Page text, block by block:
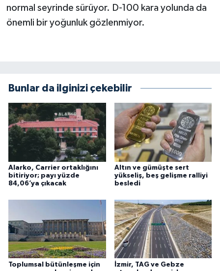
normal seyrinde sürüyor. D-100 kara yolunda da
önemli bir yoğunluk gözlenmiyor.
Bunlar da ilginizi çekebilir
Alarko, Carrier ortaklığını
bitiriyor; payı yüzde
84,06’ya çıkacak
Altın ve gümüşte sert
yükseliş, beş gelişme ralliyi
besledi
Toplumsal bütünleşme için
İzmir, TAG ve Gebze